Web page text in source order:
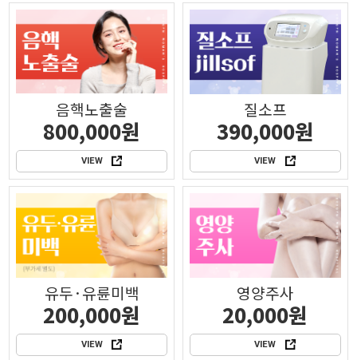
음핵노출술
800,000원
VIEW
질소프
390,000원
VIEW
유두·유륜미백
200,000원
VIEW
영양주사
20,000원
VIEW